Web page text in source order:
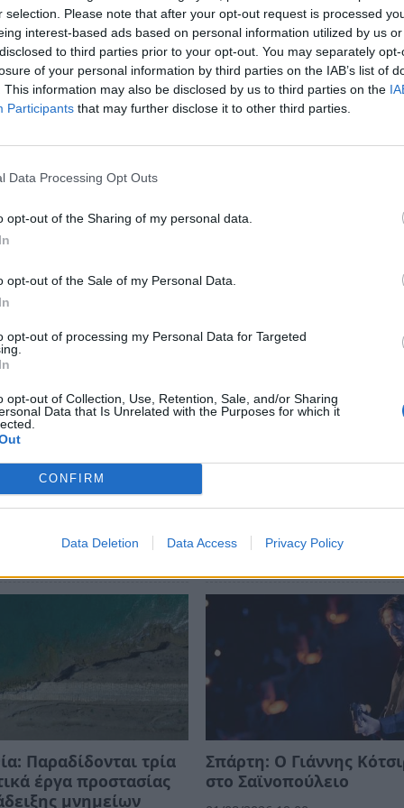
selection. Please note that after your opt-out request is processed
interest-based ads based on personal information utilized by us
to third parties prior to your opt-out. You may separately
of your personal information by third parties on the IAB’s list of
This information may also be disclosed by us to third parties on the
Participants that may further disclose it to other third parties.
Data Processing Opt Outs
opt-out of the Sharing of my personal data.
opt-out of the Sale of my Personal Data.
opt-out of processing my Personal Data for Targeted
opt-out of Collection, Use, Retention, Sale, and/or Sharing
Data that Is Unrelated with the Purposes for which it
CONFIRM
Data Deletion Data Access Privacy Policy
Greekporter.com αν διαλέγει την Ιταλία
να απαντήσει, δηλώνοντας
θυμωμένο Έλληνα.
, ο οποίος παρέλαβε το χρυσό αγαλματάκι
της Θεσσαλονίκης και ήμουν
εποχές ήμουν εκεί».
το δεύτερο του σπίτι.«Η Ελλάδα είναι για
αγάπη μου προς αυτήν και τους ανθρώπους
κορυφαίος σκηνοθέτης
την οικονομική κρίση. Κάθε χώρα φτάνει
Έχω ελπίδες, μεγάλες ελπίδες, ότι η Ελλάδα,
θα σωθεί. Είναι μια... επίμονη χώρα, με
που την επισκέπτομαι συχνά».
Παραδίδονται τρία
έργα προστασίας
μνημείων
Σπάρτη: Ο Γιάννης
στο Σαϊνοπούλειο